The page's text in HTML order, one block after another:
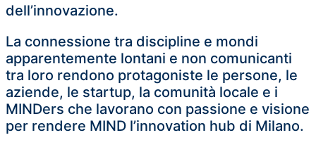
dell’innovazione.
La connessione tra discipline e mondi
apparentemente lontani e non comunicanti
tra loro rendono protagoniste le persone, le
aziende, le startup, la comunità locale e i
MINDers che lavorano con passione e visione
per rendere MIND l’innovation hub di Milano.